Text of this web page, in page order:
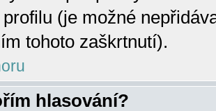
(je možné
tohoto zaškrtnutí).
hlasování?